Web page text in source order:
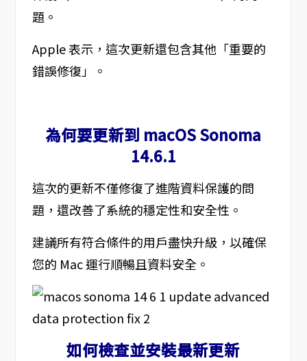
題。
Apple 表示，這次更新還包含其他「重要的
錯誤修復」。
為何要更新到 macOS Sonoma
14.6.1
這次的更新不僅修復了進階資料保護的問
題，還改善了系統的穩定性和安全性。
建議所有符合條件的用戶盡快升級，以確保
您的 Mac 運行順暢且資料安全。
如何檢查並安裝最新更新